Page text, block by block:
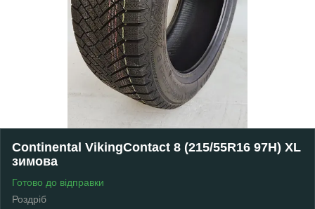
Continental VikingContact 8 (215/55R16 97H) XL
зимова
Готово до відправки
Роздріб